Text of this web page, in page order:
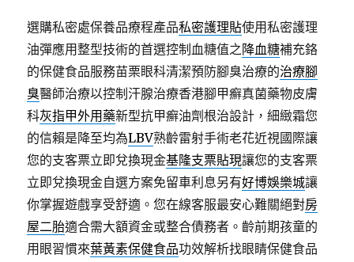
選購私密處保養品療程產品私密護理貼使用私密護理
油彈應用整型技術的首選控制血糖值之降血糖補充鉻
的保健食品服務苗栗眼科清潔預防腳臭治療的治療腳
臭醫師治療以控制汗腺治療香港腳甲癬真菌藥物皮膚
科灰指甲外用藥新型抗甲癬油劑根治設計，細緻霜您
的信賴是降至均為LBV熟齡雷射手術老花近視國際讓
您的支客票立即兌換現金基隆支票貼現讓您的支客票
立即兌換現金自選方案免留車利息另有好博娛樂城讓
你掌握遊戲享受舒適。您在線客服最安心難關絕對房
屋二胎適合需大額資金或整合債務者。齡前期孩童的
用眼習慣來葉黃素保健食品功效解析找眼睛保健食品